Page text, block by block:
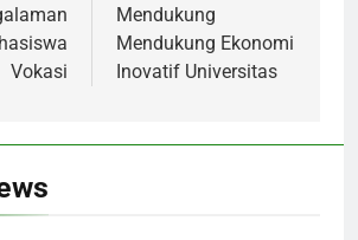
Vokasi
Mendukung
Mendukung Ekonomi
Inovatif Universitas